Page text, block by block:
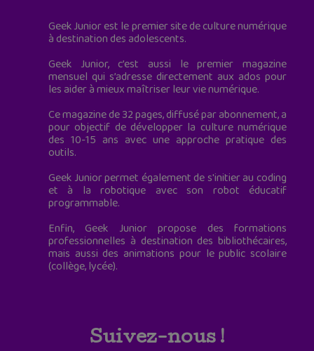
Geek Junior est le premier site de culture numérique
à destination des adolescents.
Geek Junior, c’est aussi le premier magazine
mensuel qui s’adresse directement aux ados pour
les aider à mieux maîtriser leur vie numérique.
Ce magazine de 32 pages, diffusé par abonnement, a
pour objectif de développer la culture numérique
des 10-15 ans avec une approche pratique des
outils.
Geek Junior permet également de s'initier au coding
et à la robotique avec son robot éducatif
programmable.
Enfin, Geek Junior propose des formations
professionnelles à destination des bibliothécaires,
mais aussi des animations pour le public scolaire
(collège, lycée).
Suivez-nous !